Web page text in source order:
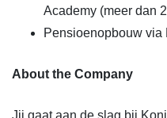
Academy (meer dan
Pensioenopbouw via
About the Company
Jij gaat aan de slag bij